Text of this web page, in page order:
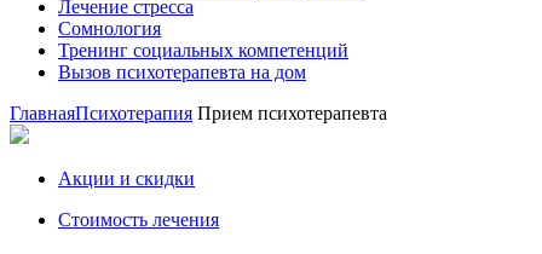
Лечение стресса
Сомнология
Тренинг социальных компетенций
Вызов психотерапевта на дом
ГлавнаяПсихотерапия Прием психотерапевта
Акции и скидки
Стоимость лечения